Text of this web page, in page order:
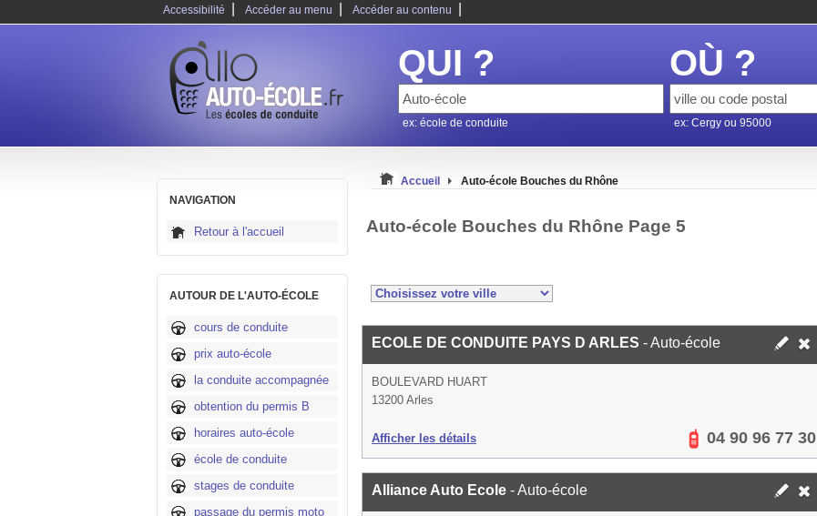
Accessibilité Accéder au menu Accéder au contenu
QUI ?
ex: école de conduite
OÙ ?
ex: Cergy ou 95000
NAVIGATION
Retour à l'accueil
AUTOUR DE L'AUTO-ÉCOLE
cours de conduite
prix auto-école
la conduite accompagnée
obtention du permis B
horaires auto-école
école de conduite
stages de conduite
passage du permis moto
Accueil Auto-école Bouches du Rhône
Auto-école Bouches du Rhône Page 5
ECOLE DE CONDUITE PAYS D ARLES - Auto-école
BOULEVARD HUART
13200 Arles
Afficher les détails 04 90 96 77 30
Alliance Auto Ecole - Auto-école